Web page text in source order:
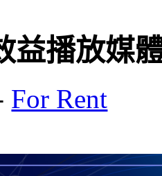
益播放媒
For Rent